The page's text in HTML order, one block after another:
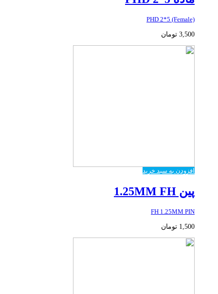
PHD 2*5 (Female)
3,500 تومان
افزودن به سبد خرید
پین 1.25MM FH
FH 1.25MM PIN
1,500 تومان